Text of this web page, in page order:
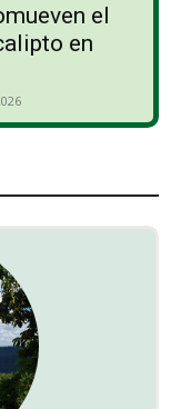
el
en